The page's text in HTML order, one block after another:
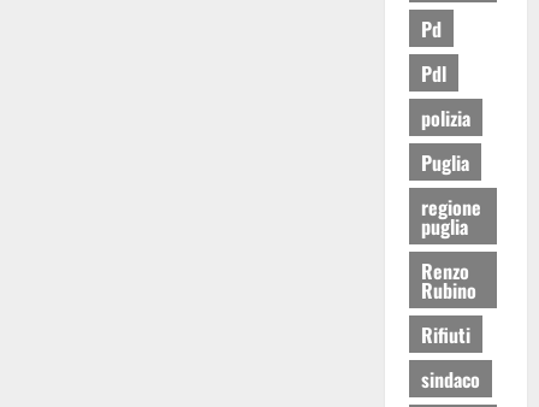
Pd
Pdl
polizia
Puglia
regione
puglia
Renzo
Rubino
Rifiuti
sindaco